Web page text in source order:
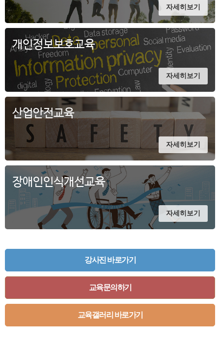
자세히보기
개인정보보호교육
자세히보기
산업안전교육
자세히보기
장애인인식개선교육
자세히보기
강사진 바로가기
교육문의하기
교육갤러리 바로가기